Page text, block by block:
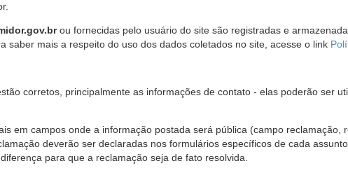
ou fornecidas pelo usuário do site são registradas e
saber mais a respeito do uso dos dados coletados no site, acesse o link
corretos, principalmente as informações de contato - elas poderão ser
em campos onde a informação postada será pública (campo reclamação,
deverão ser declaradas nos formulários específicos de cada
para que a reclamação seja de fato resolvida.